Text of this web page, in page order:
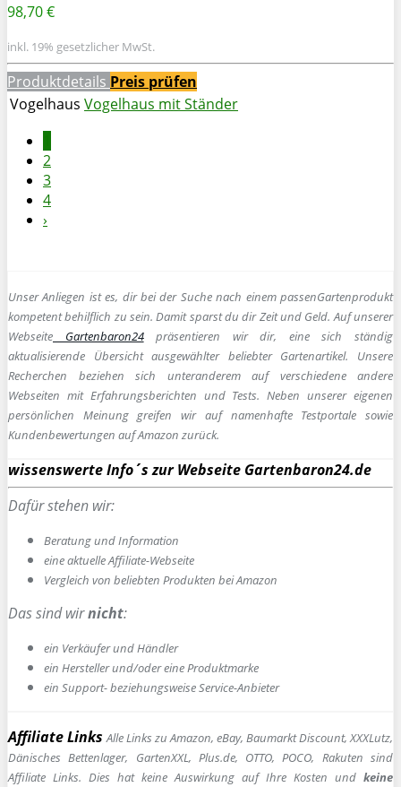
98,70 €
inkl. 19% gesetzlicher MwSt.
Produktdetails Preis prüfen
Vogelhaus Vogelhaus mit Ständer
2
3
4
›
Unser Anliegen ist es, dir bei der Suche nach einem passenGartenprodukt
kompetent behilflich zu sein.Damit sparst du dir Zeit und Geld. Auf unserer
Webseite Gartenbaron24präsentieren wir dir, eine sich ständig
aktualisierende Übersicht ausgewählter beliebter Gartenartikel. Unsere
Recherchen beziehen sich unteranderem auf verschiedene andere
Webseiten mit Erfahrungsberichten und Tests. Neben unserer eigenen
persönlichen Meinung greifen wir auf namenhafte Testportale sowie
Kundenbewertungen auf Amazon zurück.
wissenswerte Info´s zur Webseite Gartenbaron24.de
Dafür stehen wir:
Beratung und Information
eine aktuelle Affiliate-Webseite
Vergleich von beliebten Produkten bei Amazon
Das sind wirnicht:
ein Verkäufer und Händler
ein Hersteller und/oder eine Produktmarke
ein Support- beziehungsweise Service-Anbieter
Affiliate Links Alle Links zu Amazon, eBay, Baumarkt Discount, XXXLutz,
Dänisches Bettenlager, GartenXXL, Plus.de, OTTO, POCO, Rakuten sind
Affiliate Links. Dies hat keine Auswirkung auf Ihre Kosten und keine